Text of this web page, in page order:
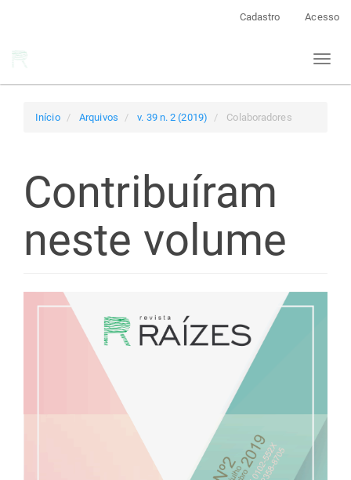
Cadastro Acesso
Toggle
Início Arquivos v. 39 n. 2 (2019) Colaboradores
Contribuíram
neste volume
Barra
lateral
artigos